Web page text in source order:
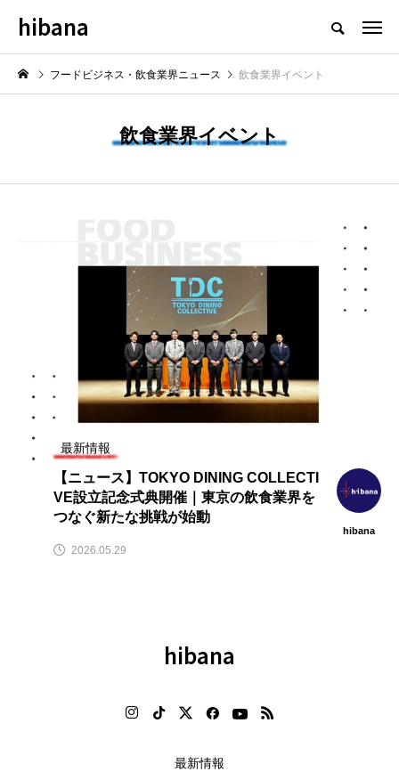
フードビジネス・飲食業界のニュースメディア
NEW POST
【hibana｜飲食ニュース最新
め記事紹介!!｜飲食情報メディア
2026.08.08
飲食マーケティング
hibana
フードビジネス・飲食業界ニュース 飲食業界イベント
飲食業界イベント
最新情報
【ニュース】TOKYO DINING COLLECTI
VE設立記念式典開催｜東京の飲食業界を
つなぐ新たな挑戦が始動
hibana
2026.05.29
hibana
最新情報